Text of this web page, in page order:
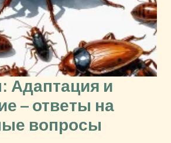
Адаптация и
– ответы на
вопросы